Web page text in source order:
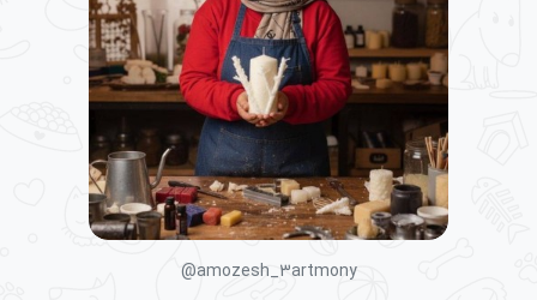
@amozesh_3artmony